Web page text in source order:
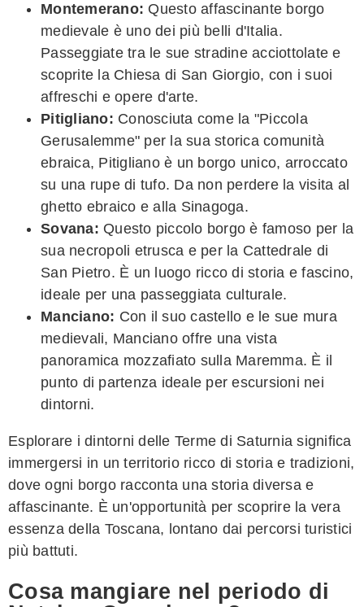
Montemerano: Questo affascinante borgo
medievale è uno dei più belli d'Italia.
Passeggiate tra le sue stradine acciottolate e
scoprite la Chiesa di San Giorgio, con i suoi
affreschi e opere d'arte.
Pitigliano: Conosciuta come la "Piccola
Gerusalemme" per la sua storica comunità
ebraica, Pitigliano è un borgo unico, arroccato
su una rupe di tufo. Da non perdere la visita al
ghetto ebraico e alla Sinagoga.
Sovana: Questo piccolo borgo è famoso per la
sua necropoli etrusca e per la Cattedrale di
San Pietro. È un luogo ricco di storia e fascino,
ideale per una passeggiata culturale.
Manciano: Con il suo castello e le sue mura
medievali, Manciano offre una vista
panoramica mozzafiato sulla Maremma. È il
punto di partenza ideale per escursioni nei
dintorni.
Esplorare i dintorni delle Terme di Saturnia significa
immergersi in un territorio ricco di storia e tradizioni,
dove ogni borgo racconta una storia diversa e
affascinante. È un'opportunità per scoprire la vera
essenza della Toscana, lontano dai percorsi turistici
più battuti.
Cosa mangiare nel periodo di